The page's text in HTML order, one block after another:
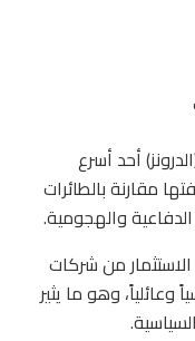
أحد أسرع
مقارنة بالطائرات
الدفاعية والهجومية.
الاستثمار من شركات
وهو ما يثير